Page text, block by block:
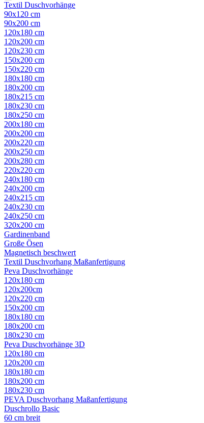
Textil Duschvorhänge
90x120 cm
90x200 cm
120x180 cm
120x200 cm
120x230 cm
150x200 cm
150x220 cm
180x180 cm
180x200 cm
180x215 cm
180x230 cm
180x250 cm
200x180 cm
200x200 cm
200x220 cm
200x250 cm
200x280 cm
220x220 cm
240x180 cm
240x200 cm
240x215 cm
240x230 cm
240x250 cm
320x200 cm
Gardinenband
Große Ösen
Magnetisch beschwert
Textil Duschvorhang Maßanfertigung
Peva Duschvorhänge
120x180 cm
120x200cm
120x220 cm
150x200 cm
180x180 cm
180x200 cm
180x230 cm
Peva Duschvorhänge 3D
120x180 cm
120x200 cm
180x180 cm
180x200 cm
180x230 cm
PEVA Duschvorhang Maßanfertigung
Duschrollo Basic
60 cm breit